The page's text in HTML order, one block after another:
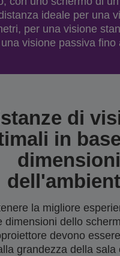
ideale per una
per una visione
visione passiva fino
di
in
dimensioni
la migliore
dimensioni dello
devono
grandezza della sala